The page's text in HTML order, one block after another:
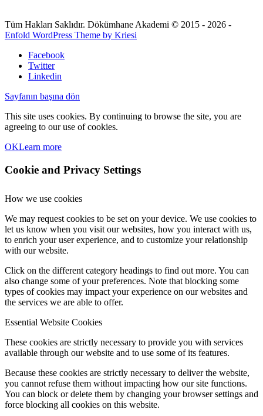
Tüm Hakları Saklıdır. Dökümhane Akademi © 2015 - 2026 -
Enfold WordPress Theme by Kriesi
Facebook
Twitter
Linkedin
Sayfanın başına dön
This site uses cookies. By continuing to browse the site, you are
agreeing to our use of cookies.
OKLearn more
Cookie and Privacy Settings
How we use cookies
We may request cookies to be set on your device. We use cookies to
let us know when you visit our websites, how you interact with us,
to enrich your user experience, and to customize your relationship
with our website.
Click on the different category headings to find out more. You can
also change some of your preferences. Note that blocking some
types of cookies may impact your experience on our websites and
the services we are able to offer.
Essential Website Cookies
These cookies are strictly necessary to provide you with services
available through our website and to use some of its features.
Because these cookies are strictly necessary to deliver the website,
you cannot refuse them without impacting how our site functions.
You can block or delete them by changing your browser settings and
force blocking all cookies on this website.